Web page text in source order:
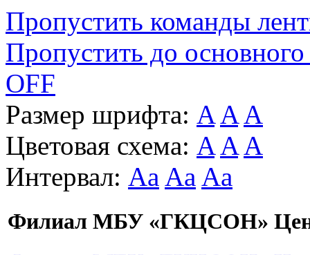
Пропустить команды
Пропустить до основного
OFF
Размер шрифта: A A A
Цветовая схема: A A A
Интервал: Aa Aa Aa
Филиал МБУ «ГКЦСОН»